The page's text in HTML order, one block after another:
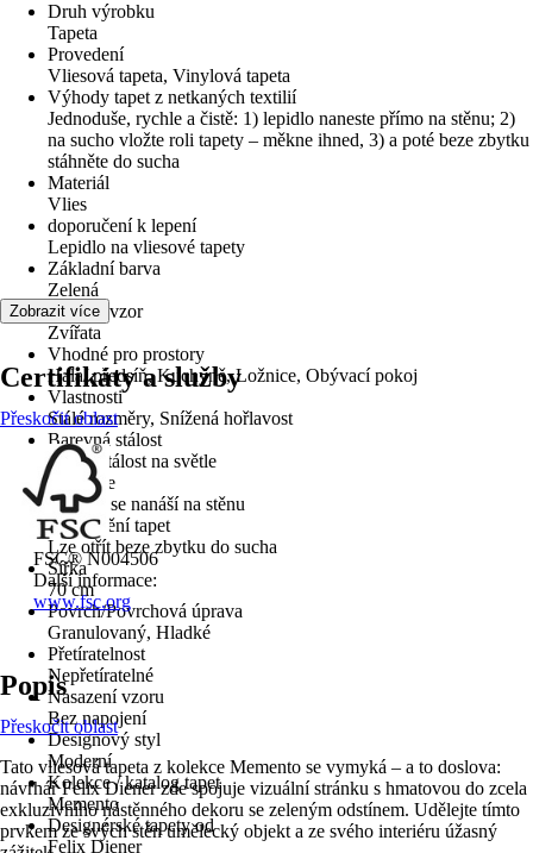
Druh výrobku
Tapeta
Provedení
Vliesová tapeta, Vinylová tapeta
Výhody tapet z netkaných textilií
Jednoduše, rychle a čistě: 1) lepidlo naneste přímo na stěnu; 2)
na sucho vložte roli tapety – měkne ihned, 3) a poté beze zbytku
stáhněte do sucha
Materiál
Vlies
doporučení k lepení
Lepidlo na vliesové tapety
Základní barva
Zelená
Dekor / vzor
Zvířata
Vhodné pro prostory
Hala/ předsíň, Kuchyně, Ložnice, Obývací pokoj
Vlastnosti
Stálé rozměry, Snížená hořlavost
Barevná stálost
Dobrá stálost na světle
Aplikace
Lepidlo se nanáší na stěnu
Odstranění tapet
Lze otřít beze zbytku do sucha
Šířka
70 cm
Povrch/Povrchová úprava
Granulovaný, Hladké
Přetíratelnost
Nepřetíratelné
Nasazení vzoru
Bez napojení
Designový styl
Moderní
Kolekce / katalog tapet
Memento
Designérské tapety od
Felix Diener
Zobrazit více
Certifikáty a služby
Přeskočit oblast
FSC® N004506
Další informace:
www.fsc.org
Popis
Přeskočit oblast
Tato vliesová tapeta z kolekce Memento se vymyká – a to doslova:
návrhář Felix Diener zde spojuje vizuální stránku s hmatovou do zcela
exkluzivního nástěnného dekoru se zeleným odstínem. Udělejte tímto
prvkem ze svých stěn umělecký objekt a ze svého interiéru úžasný